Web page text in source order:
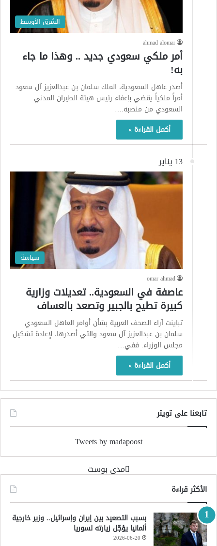
الشرق الأوسط
ahmad alomar
أمر ملكي سعودي جديد .. وهذا ما جاء
به!
أصدر عاهل السعودية، الملك سلمان بن عبدالعزيز آل سعود
أمراً ملكياً يقضي بإعفاء رئيس هيئة الطيران المدني
السعودي من منصبه.…
أكمل القراءة »
13 يناير
سياسة
omar ahmad
عاصفة في السعودية.. تعديلات وزارية
كبيرة تطيح بالجبير وتصعد بالعساف
تباينت آراء الصحف العربية بشأن أوامر العاهل السعودي
سلمان بن عبدالعزيز آل سعود والتي أصدرها، لإعادة تشكيل
مجلس الوزراء. ففي…
أكمل القراءة »
تابعنا على تويتر
Tweets by madapoost
‏مدى بوست‏
الأكثر قراءة
بسبب التصعيد بين إيران وإسرائيل.. وزير خارجية
ألمانيا يؤجّل زيارته لسوريا
2026-06-20